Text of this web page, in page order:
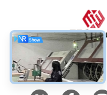
Sociale media